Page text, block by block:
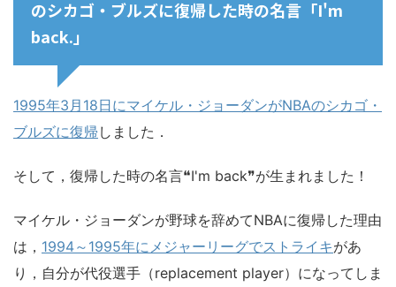
のシカゴ・ブルズに復帰した時の名言「I'm
back.」
1995年3月18日にマイケル・ジョーダンがNBAのシカゴ・
ブルズに復帰 しました．
そして，復帰した時の名言❝I'm back❞が生まれました！
マイケル・ジョーダンが野球を辞めてNBAに復帰した理由
は， 1994～1995年にメジャーリーグでストライキがあ
り，自分が代役選手（replacement player）になってしま